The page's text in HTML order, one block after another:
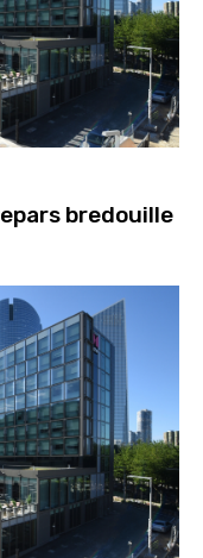
bredouille